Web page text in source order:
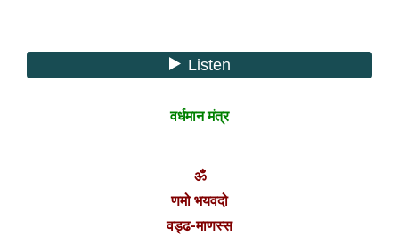
वर्धमान मंत्र
ॐ
णमो भयवदो
वड्ढ-माणस्स